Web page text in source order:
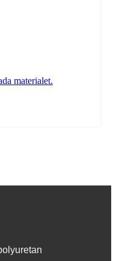
materialet.
var: 360,00 kr.
priset är: 252,00 kr.